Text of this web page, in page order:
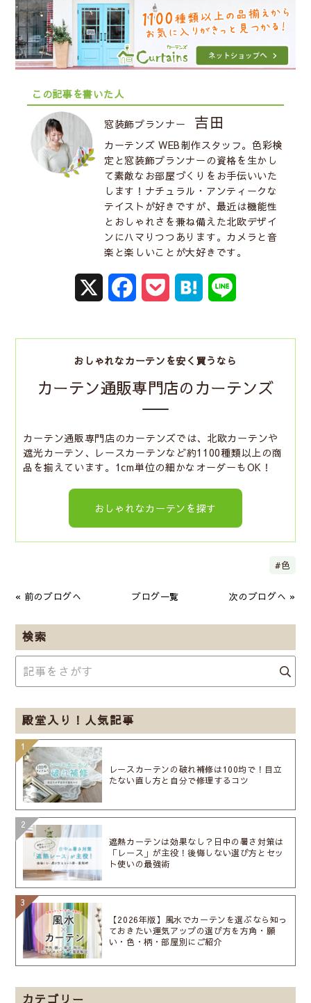
この記事を書いた人
窓装飾プランナー 吉田
カーテンズ WEB制作スタッフ。色彩検
定と窓装飾プランナーの資格を生かし
て素敵なお部屋づくりをお手伝いいた
します！ナチュラル・アンティークな
テイストが好きですが、最近は機能性
とおしゃれさを兼ね備えた北欧デザイ
ンにハマりつつあります。カメラと音
楽と楽しいことが大好きです。
c
b
o
c
e
t
n
n
おしゃれなカーテンを安く買うなら
カーテン通販専門店のカーテンズ
カーテン通販専門店のカーテンズでは、北欧カーテンや
遮光カーテン、レースカーテンなど約1100種類以上の商
品を揃えています。1cm単位の細かなオーダーもOK！
おしゃれなカーテンを探す
色
« 前のブログへ ブログ一覧 次のブログへ »
検索
殿堂入り！人気記事
レースカーテンの破れ補修は100均で！目立
たない直し方と自分で修理するコツ
遮熱カーテンは効果なし？日中の暑さ対策は
「レース」が主役！後悔しない選び方とセッ
ト使いの最強術
【2026年版】風水でカーテンを選ぶなら知っ
ておきたい運気アップの選び方を方角・願
い・色・柄・部屋別にご紹介
カテゴリー